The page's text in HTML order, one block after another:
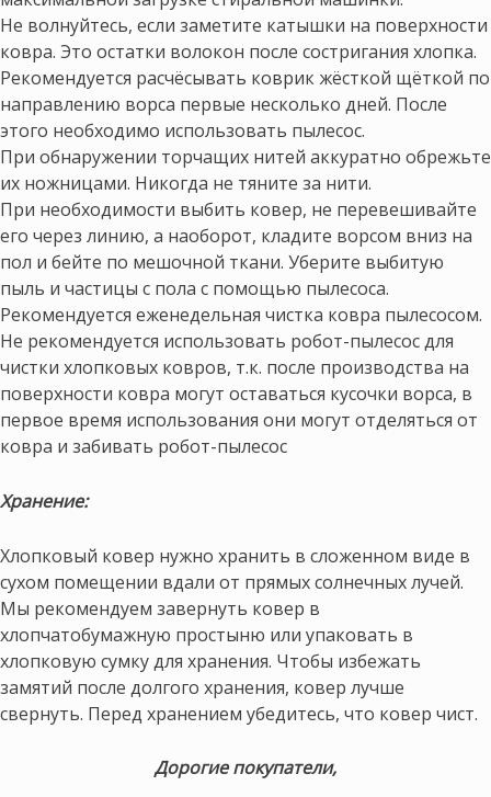
Не волнуйтесь, если заметите катышки на поверхности
ковра. Это остатки волокон после состригания хлопка.
Рекомендуется расчёсывать коврик жёсткой щёткой по
направлению ворса первые несколько дней. После
этого необходимо использовать пылесос.
При обнаружении торчащих нитей аккуратно обрежьте
их ножницами. Никогда не тяните за нити.
При необходимости выбить ковер, не перевешивайте
его через линию, а наоборот, кладите ворсом вниз на
пол и бейте по мешочной ткани. Уберите выбитую
пыль и частицы с пола с помощью пылесоса.
Рекомендуется еженедельная чистка ковра пылесосом.
Не рекомендуется использовать робот-пылесос для
чистки хлопковых ковров, т.к. после производства на
поверхности ковра могут оставаться кусочки ворса, в
первое время использования они могут отделяться от
ковра и забивать робот-пылесос
Хранение:
Хлопковый ковер нужно хранить в сложенном виде в
сухом помещении вдали от прямых солнечных лучей.
Мы рекомендуем завернуть ковер в
хлопчатобумажную простыню или упаковать в
хлопковую сумку для хранения. Чтобы избежать
замятий после долгого хранения, ковер лучше
свернуть. Перед хранением убедитесь, что ковер чист.
Дорогие покупатели,